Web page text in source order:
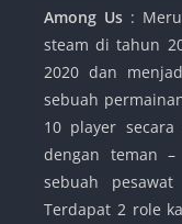
Among Us :
steam di tahun
2020 dan
sebuah
10 player secara
dengan teman
sebuah
Terdapat 2 role